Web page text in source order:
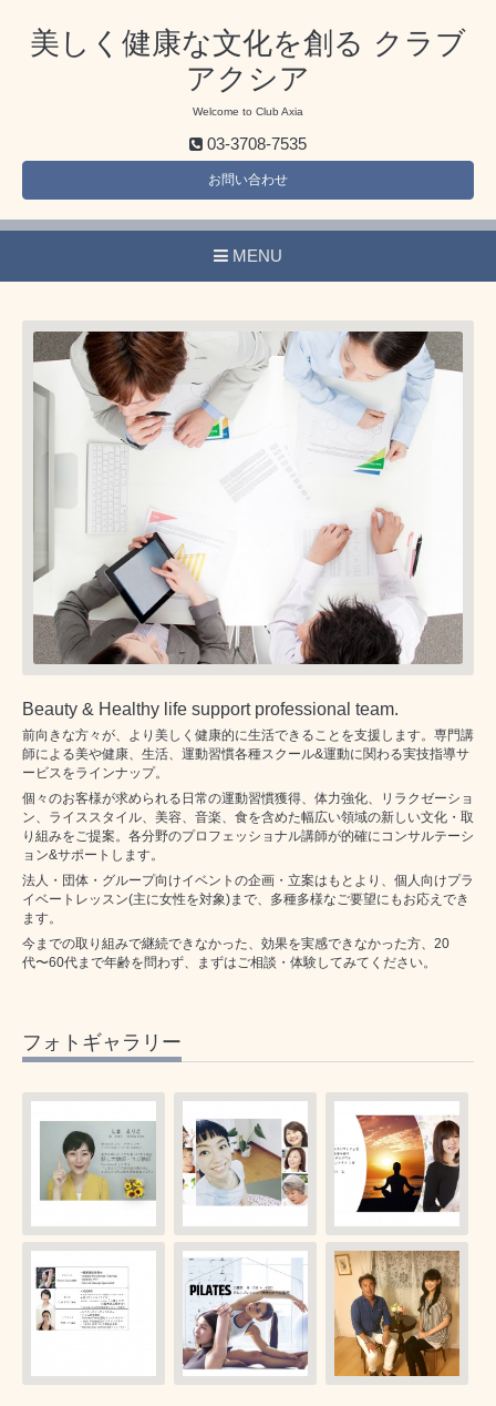
美しく健康な文化を創る クラブ
アクシア
Welcome to Club Axia
03-3708-7535
お問い合わせ
MENU
Beauty & Healthy life support professional team.
前向きな方々が、より美しく健康的に生活できることを支援します。専門講
師による美や健康、生活、運動習慣各種スクール&運動に関わる実技指導サ
ービスをラインナップ。
個々のお客様が求められる日常の運動習慣獲得、体力強化、リラクゼーショ
ン、ライススタイル、美容、音楽、食を含めた幅広い領域の新しい文化・取
り組みをご提案。各分野のプロフェッショナル講師が的確にコンサルテーシ
ョン&サポートします。
法人・団体・グループ向けイベントの企画・立案はもとより、個人向けプラ
イベートレッスン(主に女性を対象)まで、多種多様なご要望にもお応えでき
ます。
今までの取り組みで継続できなかった、効果を実感できなかった方、20
代〜60代まで年齢を問わず、まずはご相談・体験してみてください。
フォトギャラリー